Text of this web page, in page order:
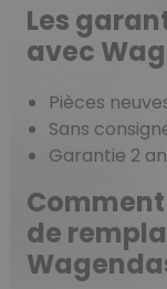
Les
avec
Pièces
Sans
Garantie 2
de